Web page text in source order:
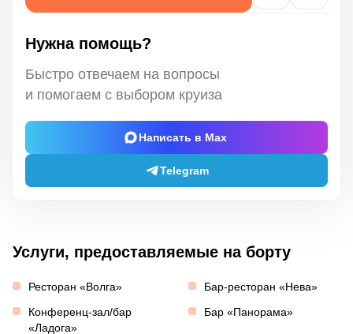
Нужна помощь?
Быстро отвечаем на вопросы
и помогаем с выбором круиза
Написать в Max
Telegram
Услуги, предоставляемые на борту
Ресторан «Волга»
Бар-ресторан «Нева»
Конференц-зал/бар
«Ладога»
Бар «Панорама»